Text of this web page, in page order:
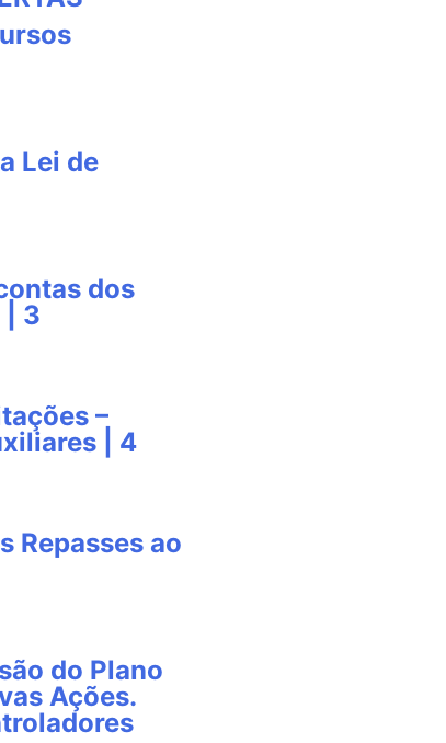
Lei de
dos
| 3
–
| 4
Repasses ao
do Plano
Ações.